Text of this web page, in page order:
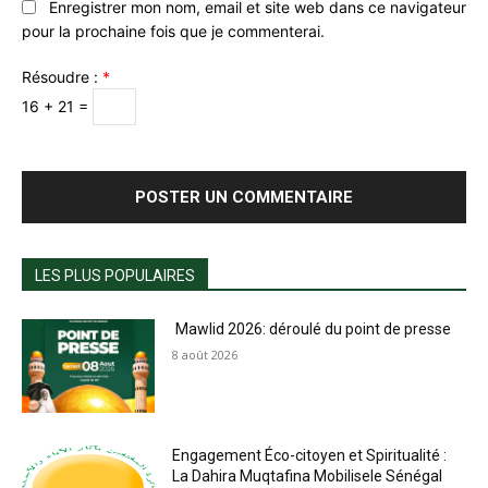
Enregistrer mon nom, email et site web dans ce navigateur
pour la prochaine fois que je commenterai.
Résoudre : *
16 + 21 =
LES PLUS POPULAIRES
Mawlid 2026: déroulé du point de presse
8 août 2026
Engagement Éco-citoyen et Spiritualité :
La Dahira Muqtafina Mobilisele Sénégal